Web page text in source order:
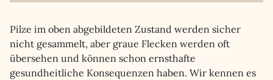
Pilze im oben abgebildeten Zustand werden sicher
nicht gesammelt, aber graue Flecken werden oft
übersehen und können schon ernsthafte
gesundheitliche Konsequenzen haben. Wir kennen es